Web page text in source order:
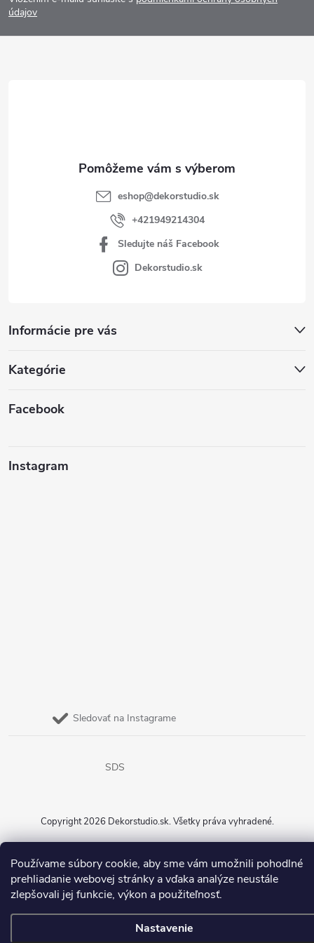
Používame súbory cookie, aby sme vám umožnili pohodlné
prehliadanie webovej stránky a vďaka analýze neustále
zlepšovali jej funkcie, výkon a použiteľnosť.
Nastavenie
púdajov
Informácie pre vás
Kategórie
Facebook
Instagram
Sledovať na Instagrame
eshop@dekorstudio.sk
+421949214304
Sledujte náš Facebook
Dekorstudio.sk
SDS
Copyright 2026 Dekorstudio.sk. Všetky práva vyhradené.